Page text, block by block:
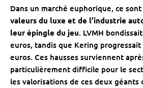
Dans un marché euphorique, ce
valeurs du luxe et de l’industrie
leur épingle du jeu. LVMH
euros, tandis que Kering progressait
euros. Ces hausses surviennent
particulièrement difficile pour le
les valorisations de ces deux